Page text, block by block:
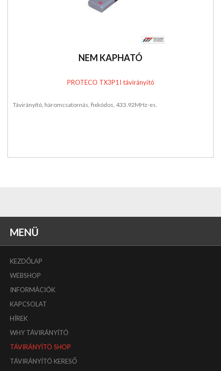
NEM KAPHATÓ
PROTECO TX3P1I távirányító
Távirányító, háromcsatornás, fixkódos, 433.92MHz-es.
MENÜ
KEZDŐLAP
WEBSHOP
INFORMÁCIÓK
KAPCSOLAT
HÍREK
WHY TÁVIRÁNYÍTÓ
TÁVIRÁNYÍTÓ SHOP
TÁVIRÁNYÍTÓ KERESŐ